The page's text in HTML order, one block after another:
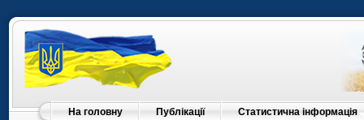
На головну Публікації
Статистична інформація